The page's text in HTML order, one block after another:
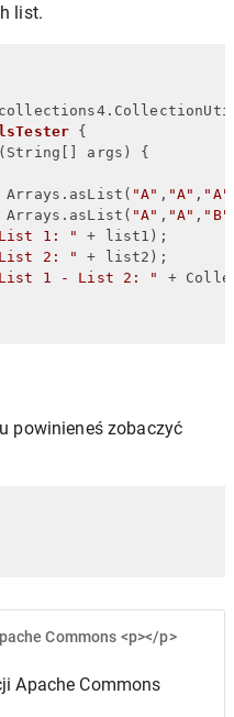
list.
{
(String[] args)
{
"A" , "A" , "A"
"A" , "A" , "B"
1: "
+ list1);
2: "
+ list2);
1 - List 2: "
+
powinieneś zobaczyć
Commons <p></p>
Apache Commons